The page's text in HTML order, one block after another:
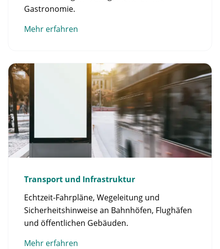
Gastronomie.
Mehr erfahren
Transport und Infrastruktur
Echtzeit-Fahrpläne, Wegeleitung und
Sicherheitshinweise an Bahnhöfen, Flughäfen
und öffentlichen Gebäuden.
Mehr erfahren